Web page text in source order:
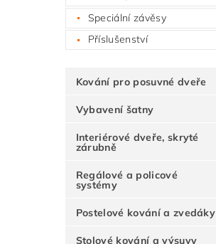
Speciální závěsy
Příslušenství
Kování pro posuvné dveře
Vybavení šatny
Interiérové dveře, skryté
zárubně
Regálové a policové
systémy
Postelové kování a zvedáky
Stolové kování a výsuvy